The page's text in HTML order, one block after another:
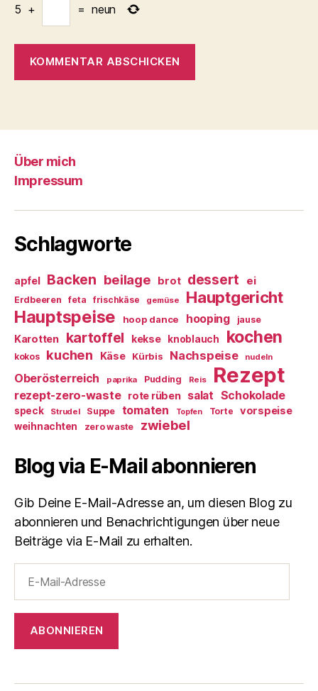
5 + = neun
Über mich
Impressum
Schlagworte
apfel Backen beilage brot dessert ei
Erdbeeren feta frischkäse gemüse Hauptgericht
Hauptspeise hoop dance hooping jause
Karotten kartoffel kekse knoblauch kochen
kokos kuchen Käse Kürbis Nachspeise nudeln
Oberösterreich paprika Pudding Reis Rezept
rezept-zero-waste rote rüben salat Schokolade
speck Strudel Suppe tomaten Topfen Torte vorspeise
weihnachten zero waste zwiebel
Blog via E-Mail abonnieren
Gib Deine E-Mail-Adresse an, um diesen Blog zu
abonnieren und Benachrichtigungen über neue
Beiträge via E-Mail zu erhalten.
Mail-
Adresse
ABONNIEREN